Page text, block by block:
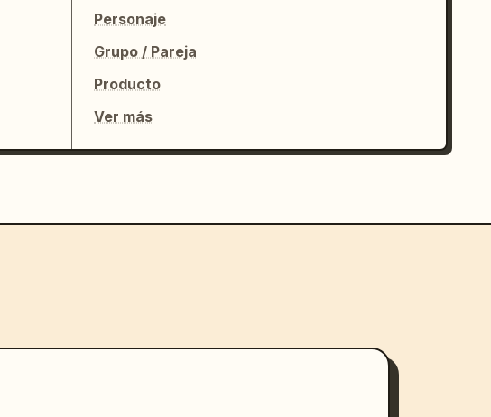
Personaje
Grupo / Pareja
Producto
Ver más